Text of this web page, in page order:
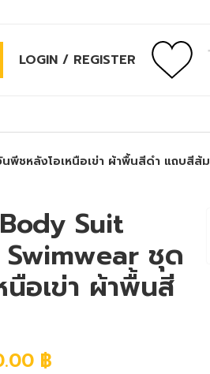
LOGIN / REGISTER
พีชหลังโอเหนือเข่า ผ้าพื้นสีดำ แถบสีส้ม
Suit
ชุด
อเข่า ผ้าพื้นสี
฿